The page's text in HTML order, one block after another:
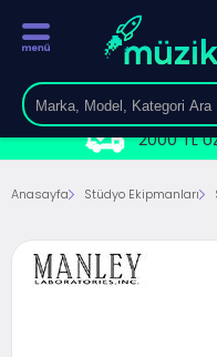
2000 TL
Anasayfa Stüdyo Ekipmanları